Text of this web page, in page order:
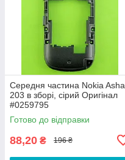
Середня частина Nokia Asha
203 в зборі, сірий Оригінал
#0259795
Готово до відправки
88,20 ₴ 196 ₴